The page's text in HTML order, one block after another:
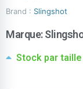
Brand : Slingshot
Marque:
Stock par taille